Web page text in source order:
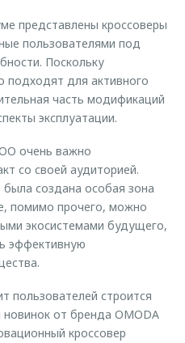
представлены кроссоверы
пользователями под
Поскольку
подходят для активного
часть модификаций
эксплуатации.
очень важно
со своей аудиторией.
создана особая зона
помимо прочего, можно
экосистемами будущего,
эффективную
строится
от бренда OMODA
кроссовер